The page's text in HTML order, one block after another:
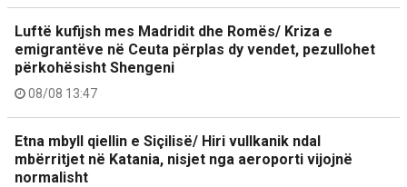
Luftë kufijsh mes Madridit dhe Romës/ Kriza e
emigrantëve në Ceuta përplas dy vendet, pezullohet
përkohësisht Shengeni
08/08 13:47
Etna mbyll qiellin e Siçilisë/ Hiri vullkanik ndal
mbërritjet në Katania, nisjet nga aeroporti vijojnë
normalisht